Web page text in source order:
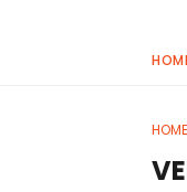
HOME